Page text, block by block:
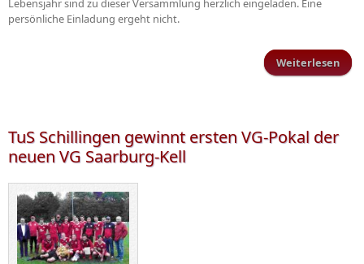
Lebensjahr sind zu dieser Versammlung herzlich eingeladen. Eine
persönliche Einladung ergeht nicht.
Weiterlesen
TuS Schillingen gewinnt ersten VG-Pokal der
neuen VG Saarburg-Kell